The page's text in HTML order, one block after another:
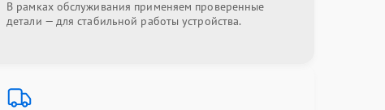
В рамках обслуживания применяем проверенные
детали — для стабильной работы устройства.